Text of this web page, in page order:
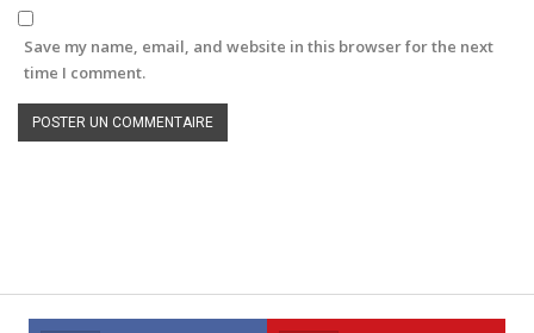
Save my name, email, and website in this browser for the next
time I comment.